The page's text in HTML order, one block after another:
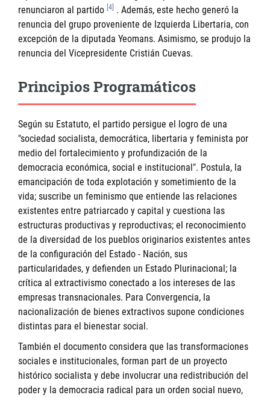
renunciaron al partido [4] . Además, este hecho generó la
renuncia del grupo proveniente de Izquierda Libertaria, con
excepción de la diputada Yeomans. Asimismo, se produjo la
renuncia del Vicepresidente Cristián Cuevas.
Principios Programáticos
Según su Estatuto, el partido persigue el logro de una
"sociedad socialista, democrática, libertaria y feminista por
medio del fortalecimiento y profundización de la
democracia económica, social e institucional". Postula, la
emancipación de toda explotación y sometimiento de la
vida; suscribe un feminismo que entiende las relaciones
existentes entre patriarcado y capital y cuestiona las
estructuras productivas y reproductivas; el reconocimiento
de la diversidad de los pueblos originarios existentes antes
de la configuración del Estado - Nación, sus
particularidades, y defienden un Estado Plurinacional; la
crítica al extractivismo conectado a los intereses de las
empresas transnacionales. Para Convergencia, la
nacionalización de bienes extractivos supone condiciones
distintas para el bienestar social.
También el documento considera que las transformaciones
sociales e institucionales, forman part de un proyecto
histórico socialista y debe involucrar una redistribución del
poder y la democracia radical para un orden social nuevo,